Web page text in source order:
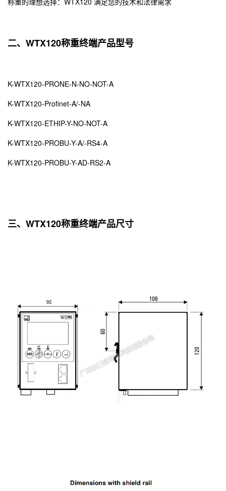
二、WTX120称重终端产品型号
K-WTX120-PRONE-N-NO-NOT-A
K-WTX120-Profinet-A/-NA
K-WTX120-ETHIP-Y-NO-NOT-A
K-WTX120-PROBU-Y-A/-RS4-A
K-WTX120-PROBU-Y-AD-RS2-A
三、WTX120称重终端产品尺寸